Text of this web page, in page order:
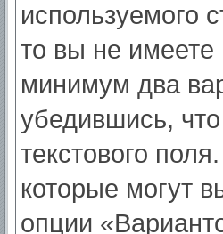
используемого
то вы не имеете
минимум два
убедившись,
текстового
которые могут
опции